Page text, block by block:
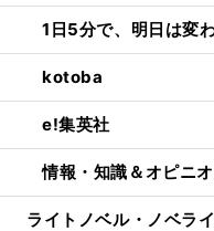
1日5分で、明日は変
kotoba
e!集英社
情報・知識＆オピニ
ライトノベル・ノベラ